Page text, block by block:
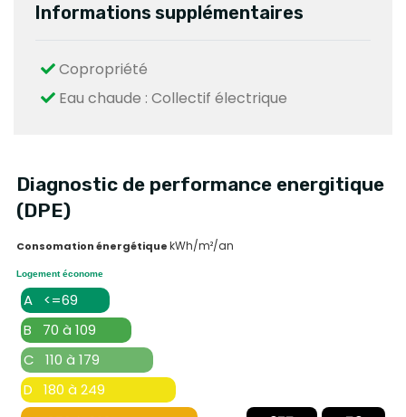
Informations supplémentaires
Copropriété
Eau chaude : Collectif électrique
Diagnostic de performance energitique
(DPE)
Consomation énergétiquekWh/m²/an
Logement économe
A <=69
B 70 à 109
C 110 à 179
D 180 à 249